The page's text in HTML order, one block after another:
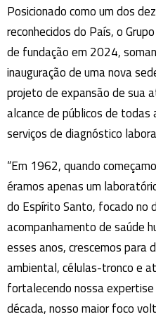
Posicionado como um dos
reconhecidos do País, o
de fundação em 2024,
inauguração de uma nova
projeto de expansão de sua
alcance de públicos de
serviços de diagnóstico
“Em 1962, quando
éramos apenas um
do Espírito Santo, focado no
acompanhamento de saúde
esses anos, crescemos para
ambiental, células-tronco e
fortalecendo nossa
década, nosso maior foco